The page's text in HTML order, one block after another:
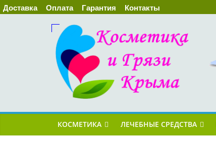
Доставка Оплата Гарантия Контакты
КОСМЕТИКА ЛЕЧЕБНЫЕ СРЕДСТВА